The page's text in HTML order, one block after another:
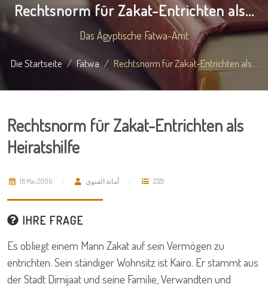
Rechtsnorm für Zakat-Entrichten als...
Das Ägyptische Fatwa-Amt
Die Startseite Fatwa Rechtsnorm für Zakat-Entrichten als...
Rechtsnorm für Zakat-Entrichten als
Heiratshilfe
16 Mai 2006 أمانة الفتوى 2351
IHRE FRAGE
Es obliegt einem Mann Zakat auf sein Vermögen zu
entrichten. Sein ständiger Wohnsitz ist Kairo. Er stammt aus
der Stadt Dimijaat und seine Familie, Verwandten und